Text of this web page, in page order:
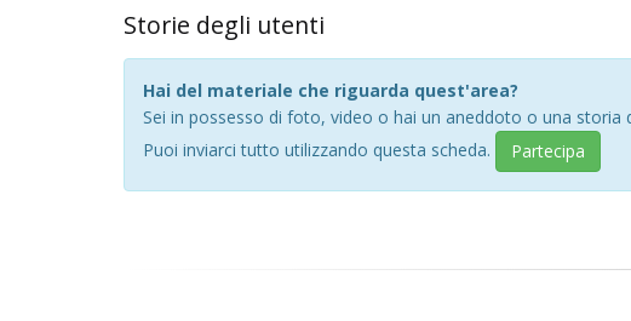
Storie degli utenti
Hai del materiale che riguarda quest'area?
Sei in possesso di foto, video o hai un aneddoto o una storia
Puoi inviarci tutto utilizzando questa scheda.
Partecipa